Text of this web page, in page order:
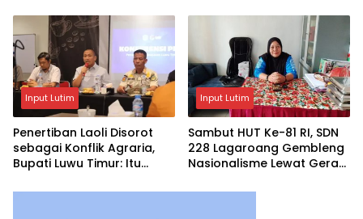
17 Agustus
Input Lutim
Penertiban Laoli Disorot
sebagai Konflik Agraria,
Bupati Luwu Timur: Itu
Input Lutim
Sambut HUT Ke-81 RI, SDN
228 Lagaroang Gembleng
Nasionalisme Lewat Gerak